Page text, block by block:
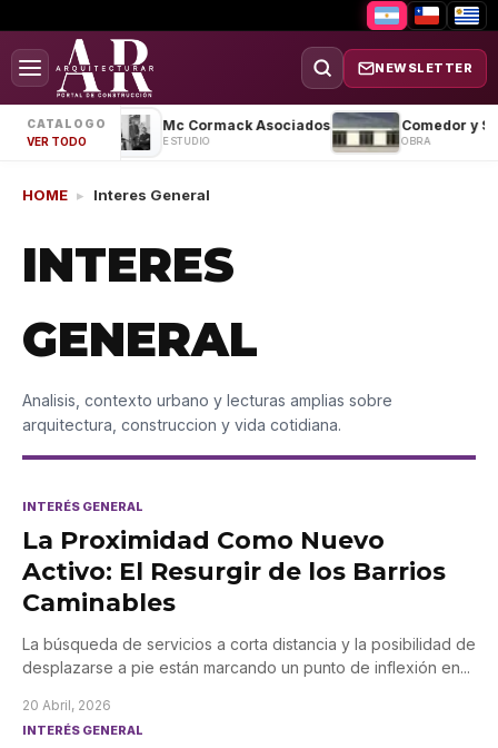
NEWSLETTER
CATALOGO
VER TODO
Casa MS
OBRA
Mc Cormack Asociados
ESTUDIO OBRA
HOME ▸ Interes General
INTERES
GENERAL
Analisis, contexto urbano y lecturas amplias sobre
arquitectura, construccion y vida cotidiana.
INTERÉS GENERAL
La Proximidad Como Nuevo
Activo: El Resurgir de los Barrios
Caminables
La búsqueda de servicios a corta distancia y la posibilidad de
desplazarse a pie están marcando un punto de inflexión en...
20 Abril, 2026
INTERÉS GENERAL